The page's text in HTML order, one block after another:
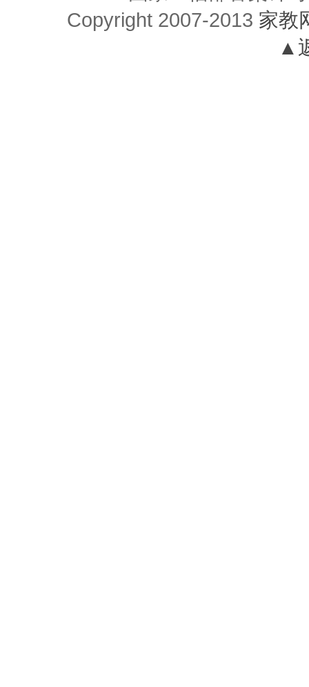
Copyright 2007-2013 家教
▲